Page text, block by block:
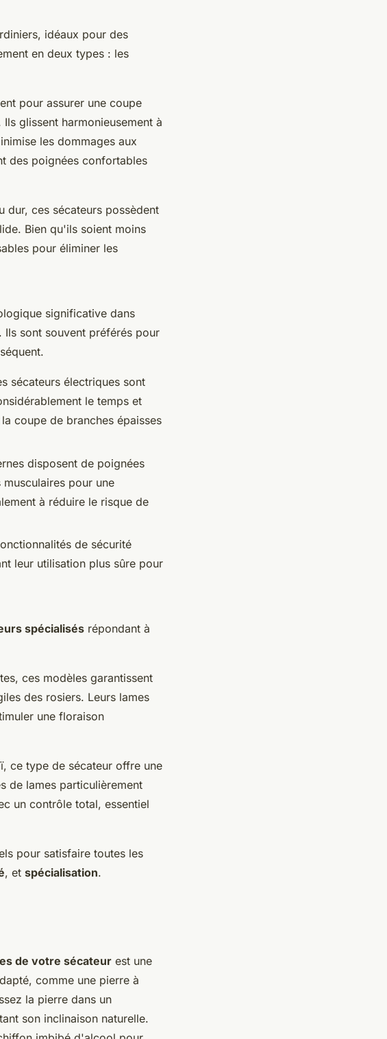
idéaux pour des
en deux types : les
pour assurer une coupe
glissent harmonieusement à
les dommages aux
des poignées confortables
dur, ces sécateurs possèdent
Bien qu'ils soient moins
pour éliminer les
significative dans
sont souvent préférés pour
sécateurs électriques sont
le temps et
coupe de branches épaisses
disposent de poignées
pour une
à réduire le risque de
de sécurité
leur utilisation plus sûre pour
spécialisés répondant à
ces modèles garantissent
des rosiers. Leurs lames
une floraison
ce type de sécateur offre une
de lames particulièrement
un contrôle total, essentiel
pour satisfaire toutes les
, et spécialisation.
de votre sécateur est une
comme une pierre à
la pierre dans un
son inclinaison naturelle.